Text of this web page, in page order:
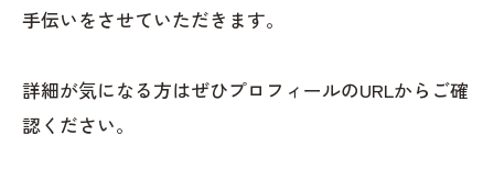
手伝いをさせていただきます。
詳細が気になる方はぜひプロフィールのURLからご確
認ください。